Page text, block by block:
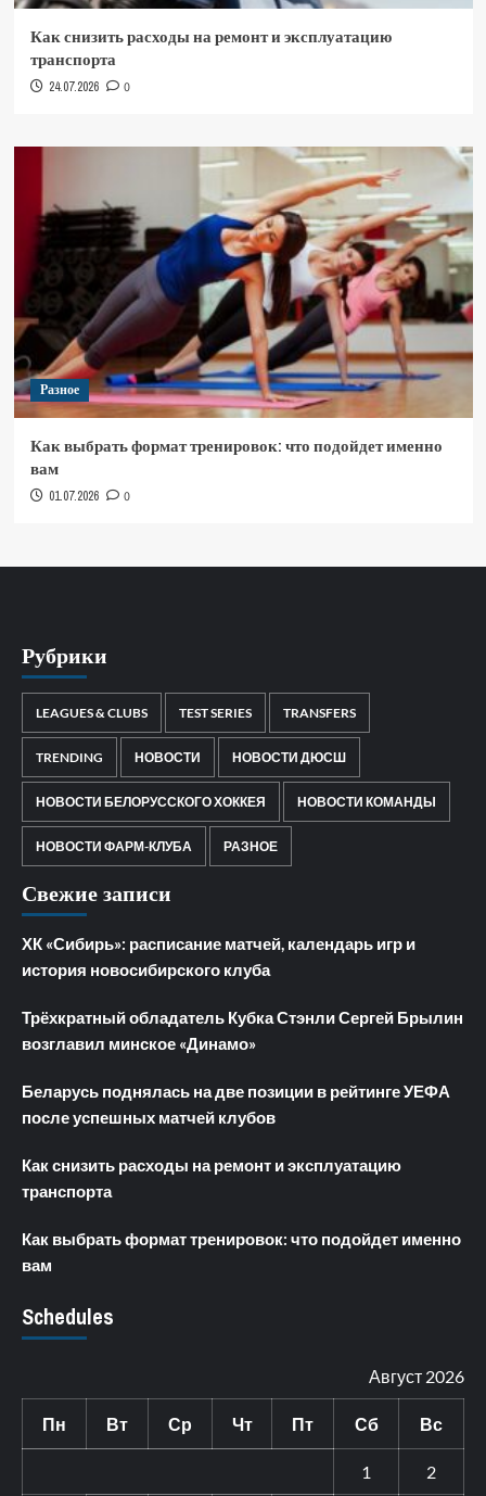
Как снизить расходы на ремонт и эксплуатацию
транспорта
24.07.2026 0
Разное
Как выбрать формат тренировок: что подойдет именно
вам
01.07.2026 0
Рубрики
LEAGUES & CLUBS TEST SERIES TRANSFERS
TRENDING НОВОСТИ НОВОСТИ ДЮСШ
НОВОСТИ БЕЛОРУССКОГО ХОККЕЯ НОВОСТИ КОМАНДЫ
НОВОСТИ ФАРМ-КЛУБА РАЗНОЕ
Свежие записи
ХК «Сибирь»: расписание матчей, календарь игр и
история новосибирского клуба
Трёхкратный обладатель Кубка Стэнли Сергей Брылин
возглавил минское «Динамо»
Беларусь поднялась на две позиции в рейтинге УЕФА
после успешных матчей клубов
Как снизить расходы на ремонт и эксплуатацию
транспорта
Как выбрать формат тренировок: что подойдет именно
вам
Schedules
Август 2026
Пн Вт Ср Чт Пт Сб Вс
1 2